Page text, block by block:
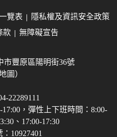
覽表
隱私權及資訊安全政策
款
無障礙宣告
市豐原區陽明街36號
圖）
22289111
17:00，彈性上下班時間：8:00-
、17:00-17:30
10927401